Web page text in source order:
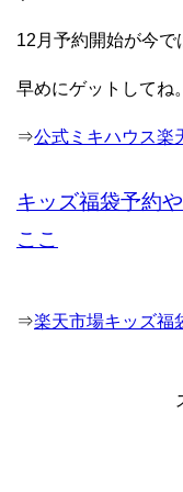
12月予約開始が今で
早めにゲットしてね。
⇒公式ミキハウス楽
キッズ福袋予約
ここ
⇒楽天市場キッズ福